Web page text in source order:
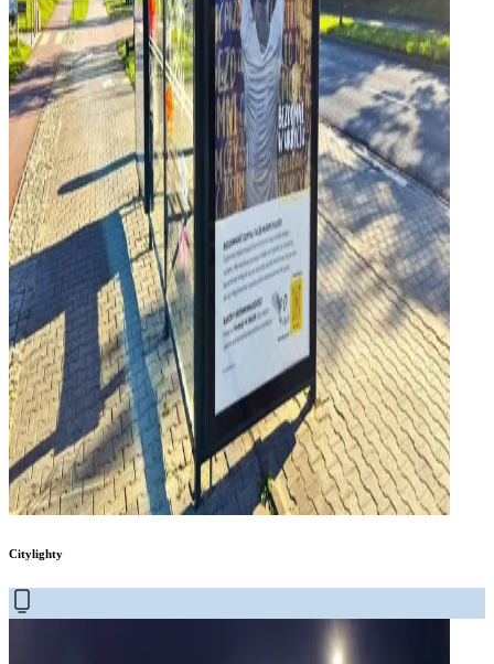
Citylighty